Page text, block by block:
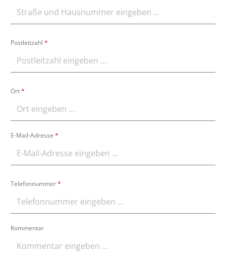
Postleitzahl *
Ort*
E-Mail-Adresse *
Telefonnummer*
Kommentar